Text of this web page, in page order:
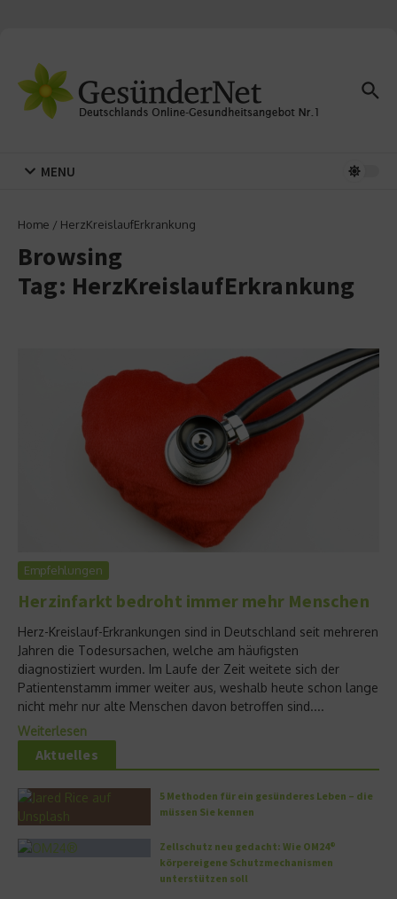
MENU
Home / HerzKreislaufErkrankung
Browsing
Tag: HerzKreislaufErkrankung
Empfehlungen
Herzinfarkt bedroht immer mehr Menschen
Herz-Kreislauf-Erkrankungen sind in Deutschland seit mehreren
Jahren die Todesursachen, welche am häufigsten
diagnostiziert wurden. Im Laufe der Zeit weitete sich der
Patientenstamm immer weiter aus, weshalb heute schon lange
nicht mehr nur alte Menschen davon betroffen sind....
Weiterlesen
Aktuelles
5 Methoden für ein gesünderes Leben – die
müssen Sie kennen
Zellschutz neu gedacht: Wie OM24®
körpereigene Schutzmechanismen
unterstützen soll